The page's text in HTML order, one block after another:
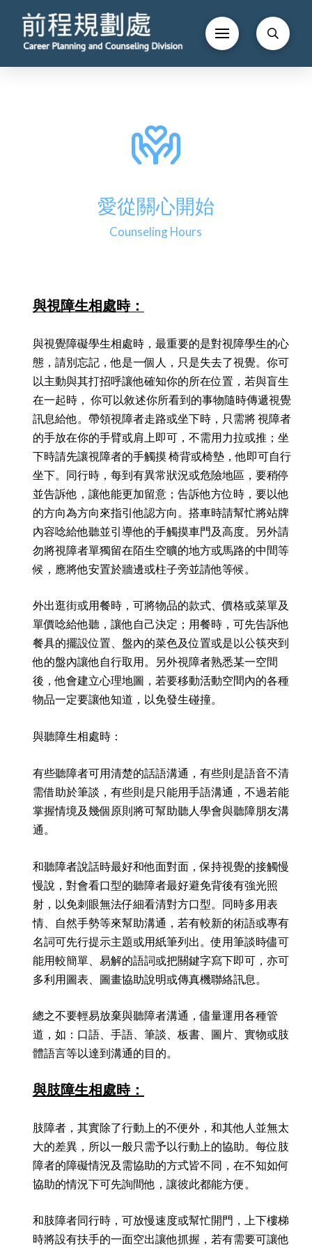
愛從關心開始
Counseling Hours
與視障生相處時：
與視覺障礙學生相處時，最重要的是對視障學生的心
態，請別忘記，他是一個人，只是失去了視覺。你可
以主動與其打招呼讓他確知你的所在位置，若與盲生
在一起時， 你可以敘述你所看到的事物隨時傳遞視覺
訊息給他。帶領視障者走路或坐下時，只需將 視障者
的手放在你的手臂或肩上即可，不需用力拉或推；坐
下時請先讓視障者的手觸摸 椅背或椅墊，他即可自行
坐下。同行時，每到有異常狀況或危險地區，要稍停
並告訴他，讓他能更加留意；告訴他方位時，要以他
的方向為方向來指引他認方向。搭車時請幫忙將站牌
內容唸給他聽並引導他的手觸摸車門及高度。另外請
勿將視障者單獨留在陌生空曠的地方或馬路的中間等
候，應將他安置於牆邊或柱子旁並請他等候。
外出逛街或用餐時，可將物品的款式、價格或菜單及
單價唸給他聽，讓他自己決定；用餐時，可先告訴他
餐具的擺設位置、盤內的菜色及位置或是以公筷夾到
他的盤內讓他自行取用。另外視障者熟悉某一空間
後，他會建立心理地圖，若要移動活動空間內的各種
物品一定要讓他知道，以免發生碰撞。
與聽障生相處時：
有些聽障者可用清楚的話語溝通，有些則是語音不清
需借助於筆談，有些則是只能用手語溝通，不過若能
掌握情境及幾個原則將可幫助聽人學會與聽障朋友溝
通。
和聽障者說話時最好和他面對面，保持視覺的接觸慢
慢說，對會看口型的聽障者最好避免背後有強光照
射，以免刺眼無法仔細看清對方口型。同時多用表
情、自然手勢等來幫助溝通，若有較新的術語或專有
名詞可先行提示主題或用紙筆列出。使用筆談時儘可
能用較簡單、易解的語詞或把關鍵字寫下即可，亦可
多利用圖表、圖畫協助說明或傳真機聯絡訊息。
總之不要輕易放棄與聽障者溝通，儘量運用各種管
道，如：口語、手語、筆談、板書、圖片、實物或肢
體語言等以達到溝通的目的。
與肢障生相處時：
肢障者，其實除了行動上的不便外，和其他人並無太
大的差異，所以一般只需予以行動上的協助。每位肢
障者的障礙情況及需協助的方式皆不同，在不知如何
協助的情況下可先詢間他，讓彼此都能方便。
和肢障者同行時，可放慢速度或幫忙開門，上下樓梯
時將設有扶手的一面空出讓他抓握，若有需要可讓他